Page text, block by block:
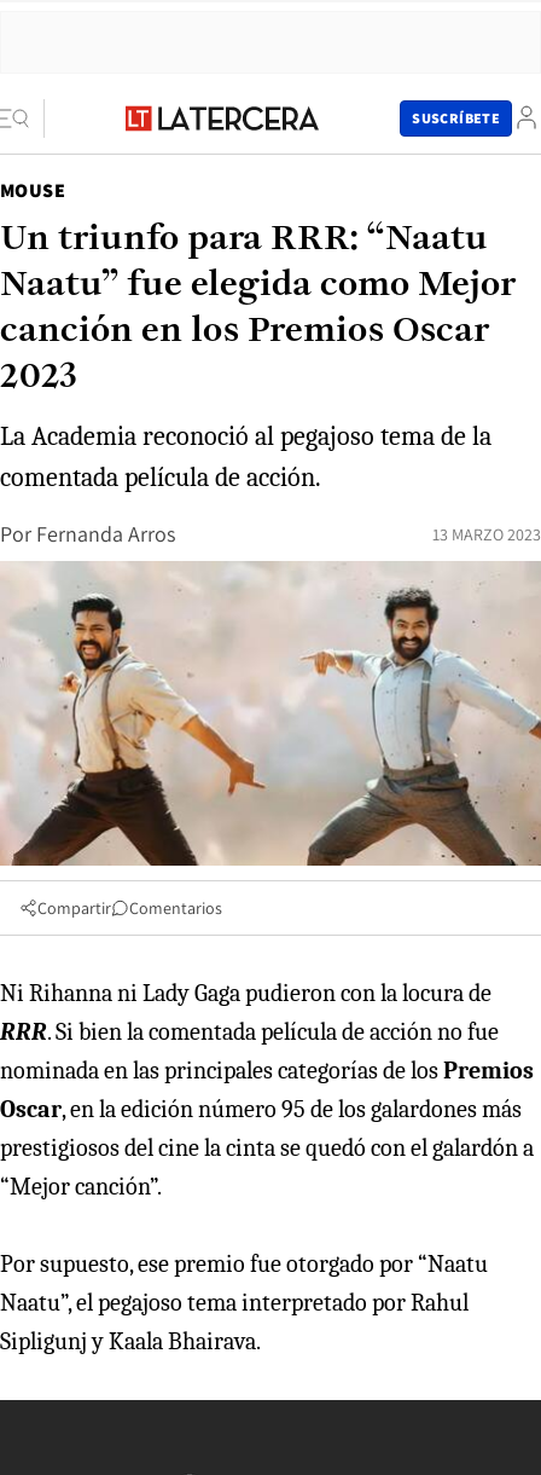
SUSCRÍBETE
MOUSE
Un triunfo para RRR: “Naatu
Naatu” fue elegida como Mejor
canción en los Premios Oscar
2023
La Academia reconoció al pegajoso tema de la
comentada película de acción.
Por Fernanda Arros 13 MARZO 2023
Compartir Comentarios
Ni Rihanna ni Lady Gaga pudieron con la locura de
RRR. Si bien la comentada película de acción no fue
nominada en las principales categorías de losPremios
Oscar, en la edición número 95 de los galardones más
prestigiosos del cine la cinta se quedó con el galardón a
“Mejor canción”.
Por supuesto, ese premio fue otorgado por “Naatu
Naatu”, el pegajoso tema interpretado por Rahul
Sipligunj y Kaala Bhairava.